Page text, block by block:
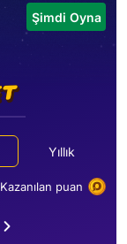
Şimdi Oyna
Yıllık
Kazanılan puan